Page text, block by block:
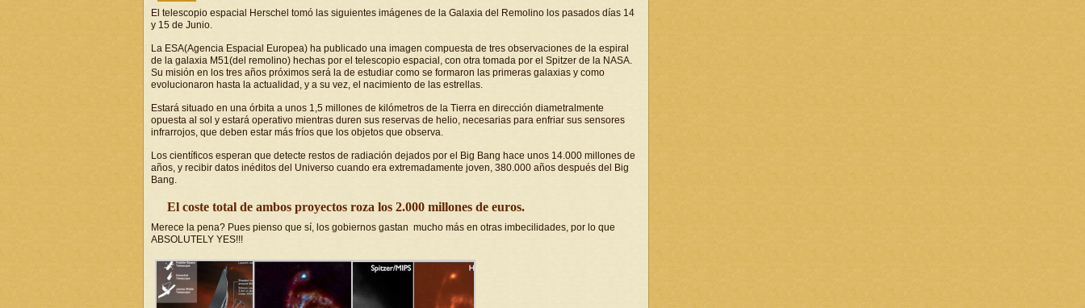
El telescopio espacial Herschel tomó las siguientes imágenes de la Galaxia del Remolino los pasados días 14
y 15 de Junio.
La ESA(Agencia Espacial Europea) ha publicado una imagen compuesta de tres observaciones de la espiral
de la galaxia M51(del remolino) hechas por el telescopio espacial, con otra tomada por el Spitzer de la NASA.
Su misión en los tres años próximos será la de estudiar como se formaron las primeras galaxias y como
evolucionaron hasta la actualidad, y a su vez, el nacimiento de las estrellas.
Estará situado en una órbita a unos 1,5 millones de kilómetros de la Tierra en dirección diametralmente
opuesta al sol y estará operativo mientras duren sus reservas de helio, necesarias para enfriar sus sensores
infrarrojos, que deben estar más fríos que los objetos que observa.
Los científicos esperan que detecte restos de radiación dejados por el Big Bang hace unos 14.000 millones de
años, y recibir datos inéditos del Universo cuando era extremadamente joven, 380.000 años después del Big
Bang.
El coste total de ambos proyectos roza los 2.000 millones de euros.
Merece la pena? Pues pienso que sí, los gobiernos gastan mucho más en otras imbecilidades, por lo que
ABSOLUTELY YES!!!